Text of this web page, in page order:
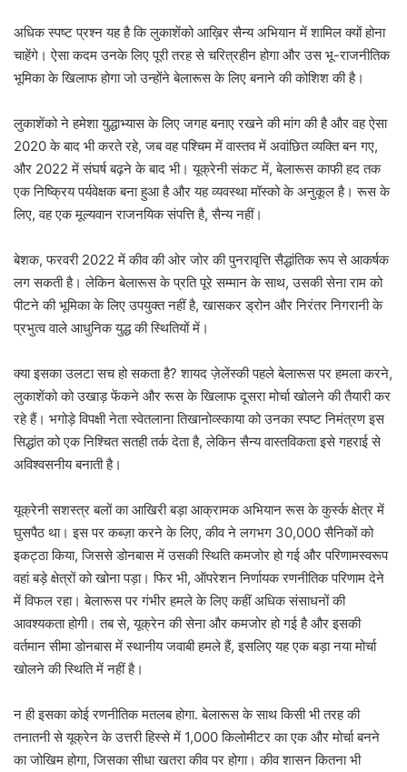
अधिक स्पष्ट प्रश्न यह है कि लुकाशेंको आख़िर सैन्य अभियान में शामिल क्यों होना
चाहेंगे। ऐसा कदम उनके लिए पूरी तरह से चरित्रहीन होगा और उस भू-राजनीतिक
भूमिका के खिलाफ होगा जो उन्होंने बेलारूस के लिए बनाने की कोशिश की है।
लुकाशेंको ने हमेशा युद्धाभ्यास के लिए जगह बनाए रखने की मांग की है और वह ऐसा
2020 के बाद भी करते रहे, जब वह पश्चिम में वास्तव में अवांछित व्यक्ति बन गए,
और 2022 में संघर्ष बढ़ने के बाद भी। यूक्रेनी संकट में, बेलारूस काफी हद तक
एक निष्क्रिय पर्यवेक्षक बना हुआ है और यह व्यवस्था मॉस्को के अनुकूल है। रूस के
लिए, वह एक मूल्यवान राजनयिक संपत्ति है, सैन्य नहीं।
बेशक, फरवरी 2022 में कीव की ओर जोर की पुनरावृत्ति सैद्धांतिक रूप से आकर्षक
लग सकती है। लेकिन बेलारूस के प्रति पूरे सम्मान के साथ, उसकी सेना राम को
पीटने की भूमिका के लिए उपयुक्त नहीं है, खासकर ड्रोन और निरंतर निगरानी के
प्रभुत्व वाले आधुनिक युद्ध की स्थितियों में।
क्या इसका उलटा सच हो सकता है? शायद ज़ेलेंस्की पहले बेलारूस पर हमला करने,
लुकाशेंको को उखाड़ फेंकने और रूस के खिलाफ दूसरा मोर्चा खोलने की तैयारी कर
रहे हैं। भगोड़े विपक्षी नेता स्वेतलाना तिखानोव्स्काया को उनका स्पष्ट निमंत्रण इस
सिद्धांत को एक निश्चित सतही तर्क देता है, लेकिन सैन्य वास्तविकता इसे गहराई से
अविश्वसनीय बनाती है।
यूक्रेनी सशस्त्र बलों का आखिरी बड़ा आक्रामक अभियान रूस के कुर्स्क क्षेत्र में
घुसपैठ था। इस पर कब्ज़ा करने के लिए, कीव ने लगभग 30,000 सैनिकों को
इकट्ठा किया, जिससे डोनबास में उसकी स्थिति कमजोर हो गई और परिणामस्वरूप
वहां बड़े क्षेत्रों को खोना पड़ा। फिर भी, ऑपरेशन निर्णायक रणनीतिक परिणाम देने
में विफल रहा। बेलारूस पर गंभीर हमले के लिए कहीं अधिक संसाधनों की
आवश्यकता होगी। तब से, यूक्रेन की सेना और कमजोर हो गई है और इसकी
वर्तमान सीमा डोनबास में स्थानीय जवाबी हमले हैं, इसलिए यह एक बड़ा नया मोर्चा
खोलने की स्थिति में नहीं है।
न ही इसका कोई रणनीतिक मतलब होगा. बेलारूस के साथ किसी भी तरह की
तनातनी से यूक्रेन के उत्तरी हिस्से में 1,000 किलोमीटर का एक और मोर्चा बनने
का जोखिम होगा, जिसका सीधा खतरा कीव पर होगा। कीव शासन कितना भी